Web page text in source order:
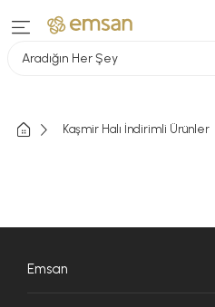
Aradığın Her Şey
Kaşmir Halı İndirimli Ürünler
Emsan